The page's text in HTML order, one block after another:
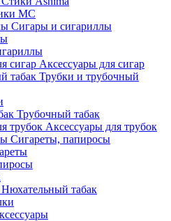
MC
Сигары и сигариллы
Аксессуары для сигар
Трубки и трубочный
Трубочный табак
Аксессуары для трубок
Сигареты, папиросы
Нюхательный табак